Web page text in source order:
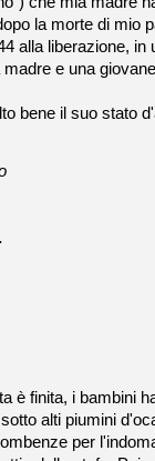
la morte di mio
alla liberazione, in
e una
bene il suo stato
è finita, i bambini
alti piumini
per